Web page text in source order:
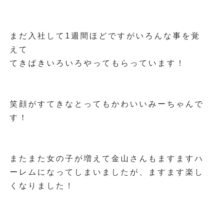
まだ入社して1週間ほどですがいろんな事を覚
えて
てきぱきいろいろやってもらっています！
笑顔がすてきなとってもかわいいみーちゃんで
す！
またまた女の子が増えて金山さんもますますハ
ーレムになってしまいましたが、ますます楽し
くなりました！